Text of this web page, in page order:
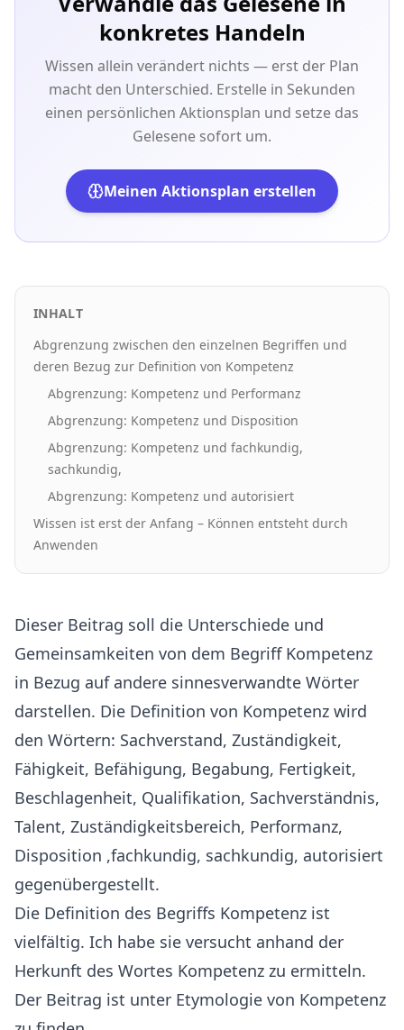
konkretes Handeln
Wissen allein verändert nichts — erst der Plan
macht den Unterschied. Erstelle in Sekunden
einen persönlichen Aktionsplan und setze das
Gelesene sofort um.
Meinen Aktionsplan erstellen
INHALT
Abgrenzung zwischen den einzelnen Begriffen und
deren Bezug zur Definition von Kompetenz
Abgrenzung: Kompetenz und Performanz
Abgrenzung: Kompetenz und Disposition
Abgrenzung: Kompetenz und fachkundig,
sachkundig,
Abgrenzung: Kompetenz und autorisiert
Wissen ist erst der Anfang – Können entsteht durch
Anwenden
Dieser Beitrag soll die Unterschiede und
Gemeinsamkeiten von dem Begriff Kompetenz
in Bezug auf andere sinnesverwandte Wörter
darstellen. Die Definition von Kompetenz wird
den Wörtern: Sachverstand, Zuständigkeit,
Fähigkeit, Befähigung, Begabung, Fertigkeit,
Beschlagenheit, Qualifikation, Sachverständnis,
Talent, Zuständigkeitsbereich, Performanz,
Disposition ,fachkundig, sachkundig, autorisiert
gegenübergestellt.
Die Definition des Begriffs Kompetenz ist
vielfältig. Ich habe sie versucht anhand der
Herkunft des Wortes Kompetenz zu ermitteln.
Der Beitrag ist unter Etymologie von Kompetenz